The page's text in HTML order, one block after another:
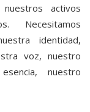
activos
Necesitamos
identidad,
voz, nuestro
nuestro